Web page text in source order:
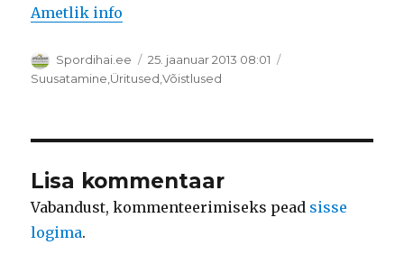
Ametlik info
Autor
Spordihai.ee Postitatud
25. jaanuar 2013 08:01
Rubriigid
Suusatamine,Üritused,Võistlused
Lisa kommentaar
Vabandust, kommenteerimiseks pead sisse
logima.